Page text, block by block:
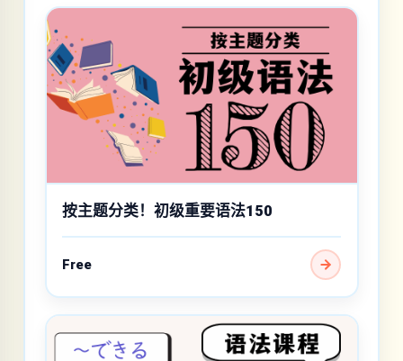
按主题分类！初级重要语法150
Free